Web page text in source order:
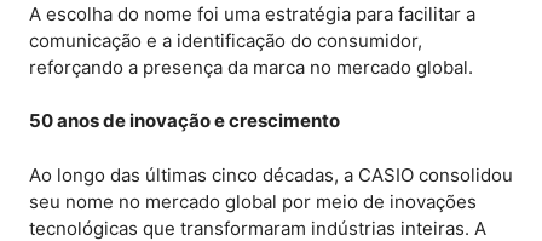
A escolha do nome foi uma estratégia para facilitar a
comunicação e a identificação do consumidor,
reforçando a presença da marca no mercado global.
50 anos de inovação e crescimento
Ao longo das últimas cinco décadas, a CASIO consolidou
seu nome no mercado global por meio de inovações
tecnológicas que transformaram indústrias inteiras. A